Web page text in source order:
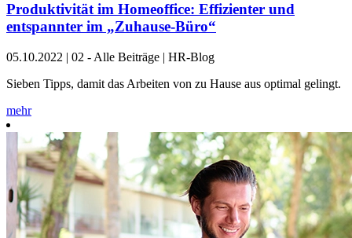
Produktivität im Homeoffice: Effizienter und
entspannter im „Zuhause-Büro“
05.10.2022 | 02 - Alle Beiträge | HR-Blog
Sieben Tipps, damit das Arbeiten von zu Hause aus optimal gelingt.
mehr